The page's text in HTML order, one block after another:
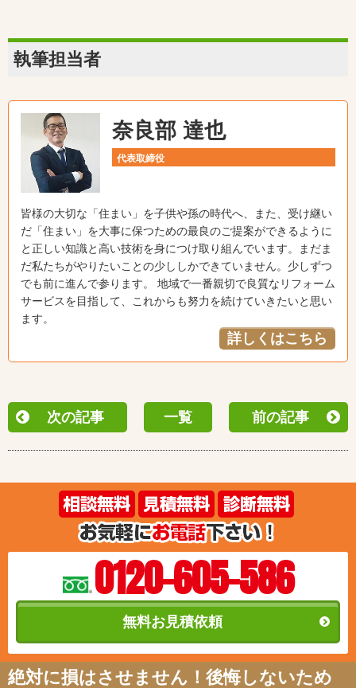
執筆担当者
奈良部 達也
代表取締役
皆様の大切な「住まい」を子供や孫の時代へ、また、受け継い
だ「住まい」を大事に保つための最良のご提案ができるように
と正しい知識と高い技術を身につけ取り組んでいます。まだま
だ私たちがやりたいことの少ししかできていません。少しずつ
でも前に進んで参ります。 地域で一番親切で良質なリフォーム
サービスを目指して、これからも努力を続けていきたいと思い
ます。
詳しくはこちら
次の記事 一覧 前の記事
0120-605-586
無料お見積依頼
絶対に損はさせません！後悔しないため